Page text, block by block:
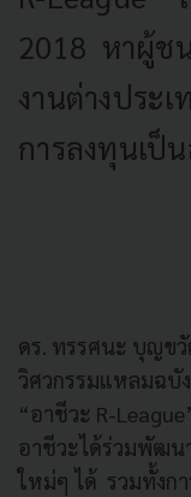
2018 หาผู้ช
งานต่างประ
การลงทุนเป็
ดร. ทรรศนะ บุญข
วิศวกรรมแหลมฉบัง
“อาชีวะ R-
อาชีวะได้ร่วมพัฒน
ใหม่ๆ ได้ รวมทั้งก